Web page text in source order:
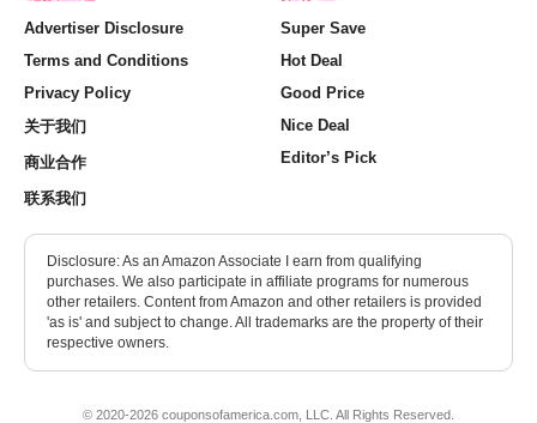
Advertiser Disclosure
Terms and Conditions
Privacy Policy
关于我们
商业合作
联系我们
Super Save
Hot Deal
Good Price
Nice Deal
Editor’s Pick
Disclosure: As an Amazon Associate I earn from qualifying
purchases. We also participate in affiliate programs for numerous
other retailers. Content from Amazon and other retailers is provided
'as is' and subject to change. All trademarks are the property of their
respective owners.
© 2020-2026 couponsofamerica.com, LLC. All Rights Reserved.